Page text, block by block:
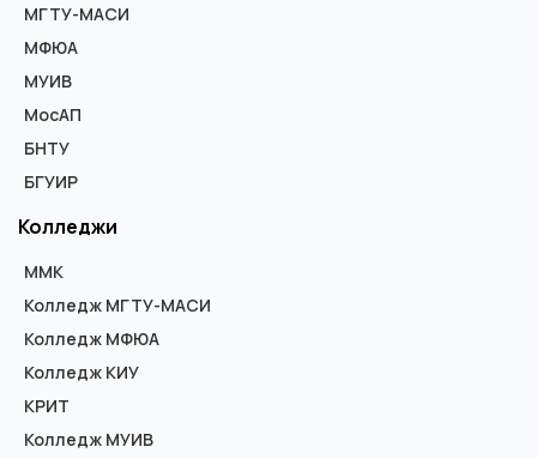
МГТУ-МАСИ
МФЮА
МУИВ
МосАП
БНТУ
БГУИР
Колледжи
ММК
Колледж МГТУ-МАСИ
Колледж МФЮА
Колледж КИУ
КРИТ
Колледж МУИВ